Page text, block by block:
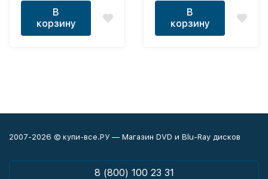
В
корзину
В
корзину
2007-2026 © купи-все.РУ — Магазин DVD и Blu-Ray дисков
8 (800) 100 23 31